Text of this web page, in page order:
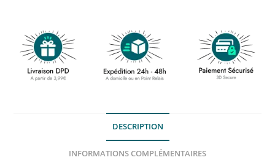
DESCRIPTION
INFORMATIONS COMPLÉMENTAIRES